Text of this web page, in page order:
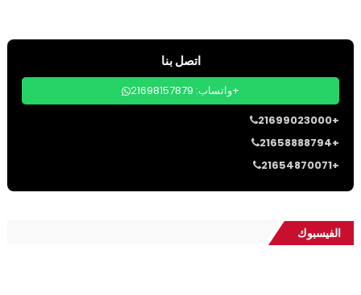
اتصل بنا
واتساب: 21698157879+
21699023000+
21658888794+
21654870071+
الفيسبوك